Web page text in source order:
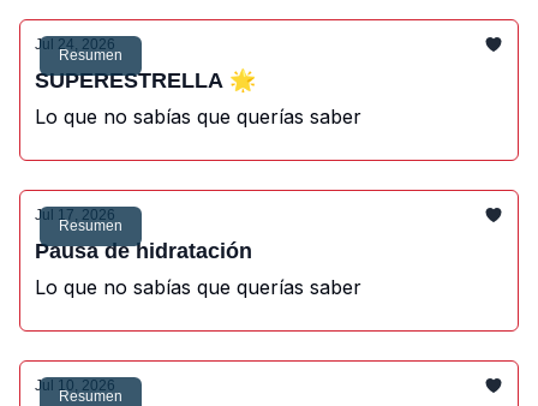
Resumen
Jul 24, 2026
SUPERESTRELLA 🌟
Lo que no sabías que querías saber
Resumen
Jul 17, 2026
Pausa de hidratación
Lo que no sabías que querías saber
Resumen
Jul 10, 2026